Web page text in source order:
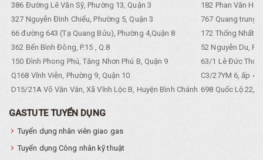
386 Đường Lê Văn Sỹ, Phường 13, Quận 3
182 Phan Văn
327 Nguyễn Đình Chiểu, Phường 5, Quận 3
767 Quang trung,
66 đường 643 (Tạ Quang Bửu), Phường 4,Quận 8
172 Thống Nhất.
362 Bến Bình Đông, P.15 , Q.8
52 Nguyễn Du,
150 Đình Phong Phú, Tăng Nhơn Phú B, Quận 9
63/1 Lê Đức Thọ,
Q168 Vĩnh Viễn, Phường 9, Quận 10
C3/27YM 6, ấp 4,
D15/21A Võ Văn Vân, Xã Vĩnh Lộc B, Huyện Bình Chánh 698 Quốc Lộ 22,
GASTUTE TUYỂN DỤNG
Tuyển dụng nhân viên giao gas
Tuyển dụng Công nhân kỹ thuật